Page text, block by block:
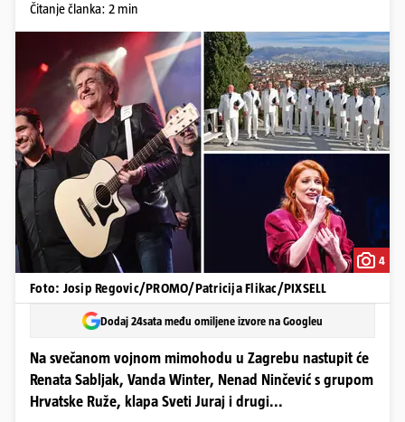
Čitanje članka: 2 min
4
Foto: Josip Regovic/PROMO/Patricija Flikac/PIXSELL
Dodaj 24sata među omiljene izvore na Googleu
Na svečanom vojnom mimohodu u Zagrebu nastupit će
Renata Sabljak, Vanda Winter, Nenad Ninčević s grupom
Hrvatske Ruže, klapa Sveti Juraj i drugi...